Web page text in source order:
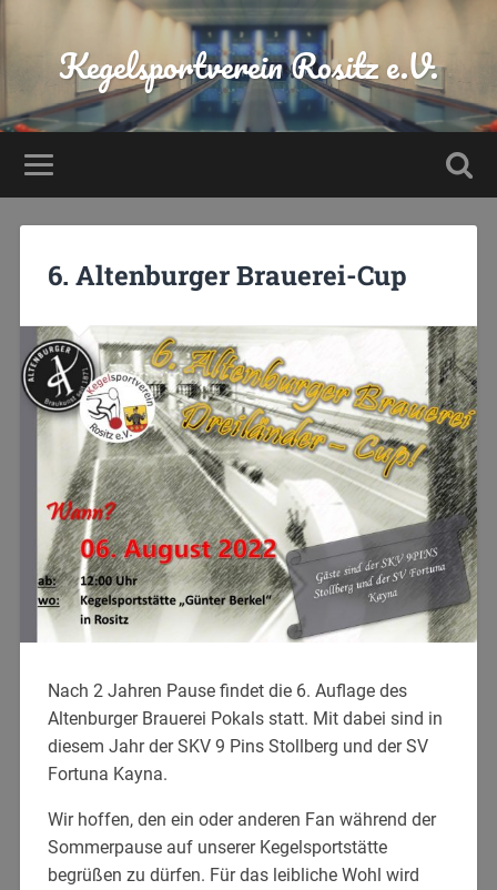
Kegelsportverein Rositz e.V.
6. Altenburger Brauerei-Cup
Nach 2 Jahren Pause findet die 6. Auflage des
Altenburger Brauerei Pokals statt. Mit dabei sind in
diesem Jahr der SKV 9 Pins Stollberg und der SV
Fortuna Kayna.
Wir hoffen, den ein oder anderen Fan während der
Sommerpause auf unserer Kegelsportstätte
begrüßen zu dürfen. Für das leibliche Wohl wird